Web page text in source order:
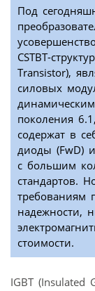
Под
CSTBT-
Transistor),
силовых
поколения
содержат в
диоды (FwD)
с большим
стандартов.
требованиям
надежности,
стоимости.
IGBT (Insulated